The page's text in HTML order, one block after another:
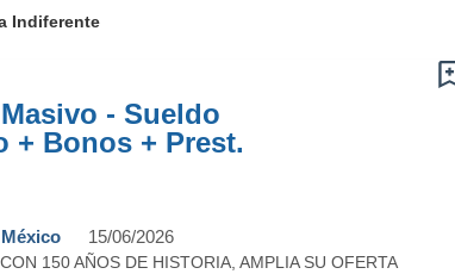
Indiferente
- Sueldo
+ Bonos + Prest.
15/06/2026
150 AÑOS DE HISTORIA, AMPLIA SU OFERTA